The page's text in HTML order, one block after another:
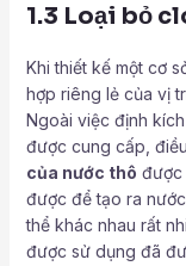
1.3 Loại bỏ
Khi thiết kế một cơ
hợp riêng lẻ của vị
Ngoài việc định
được cung cấp,
của nước thô được
được để tạo ra
thể khác nhau rất
được sử dụng đã